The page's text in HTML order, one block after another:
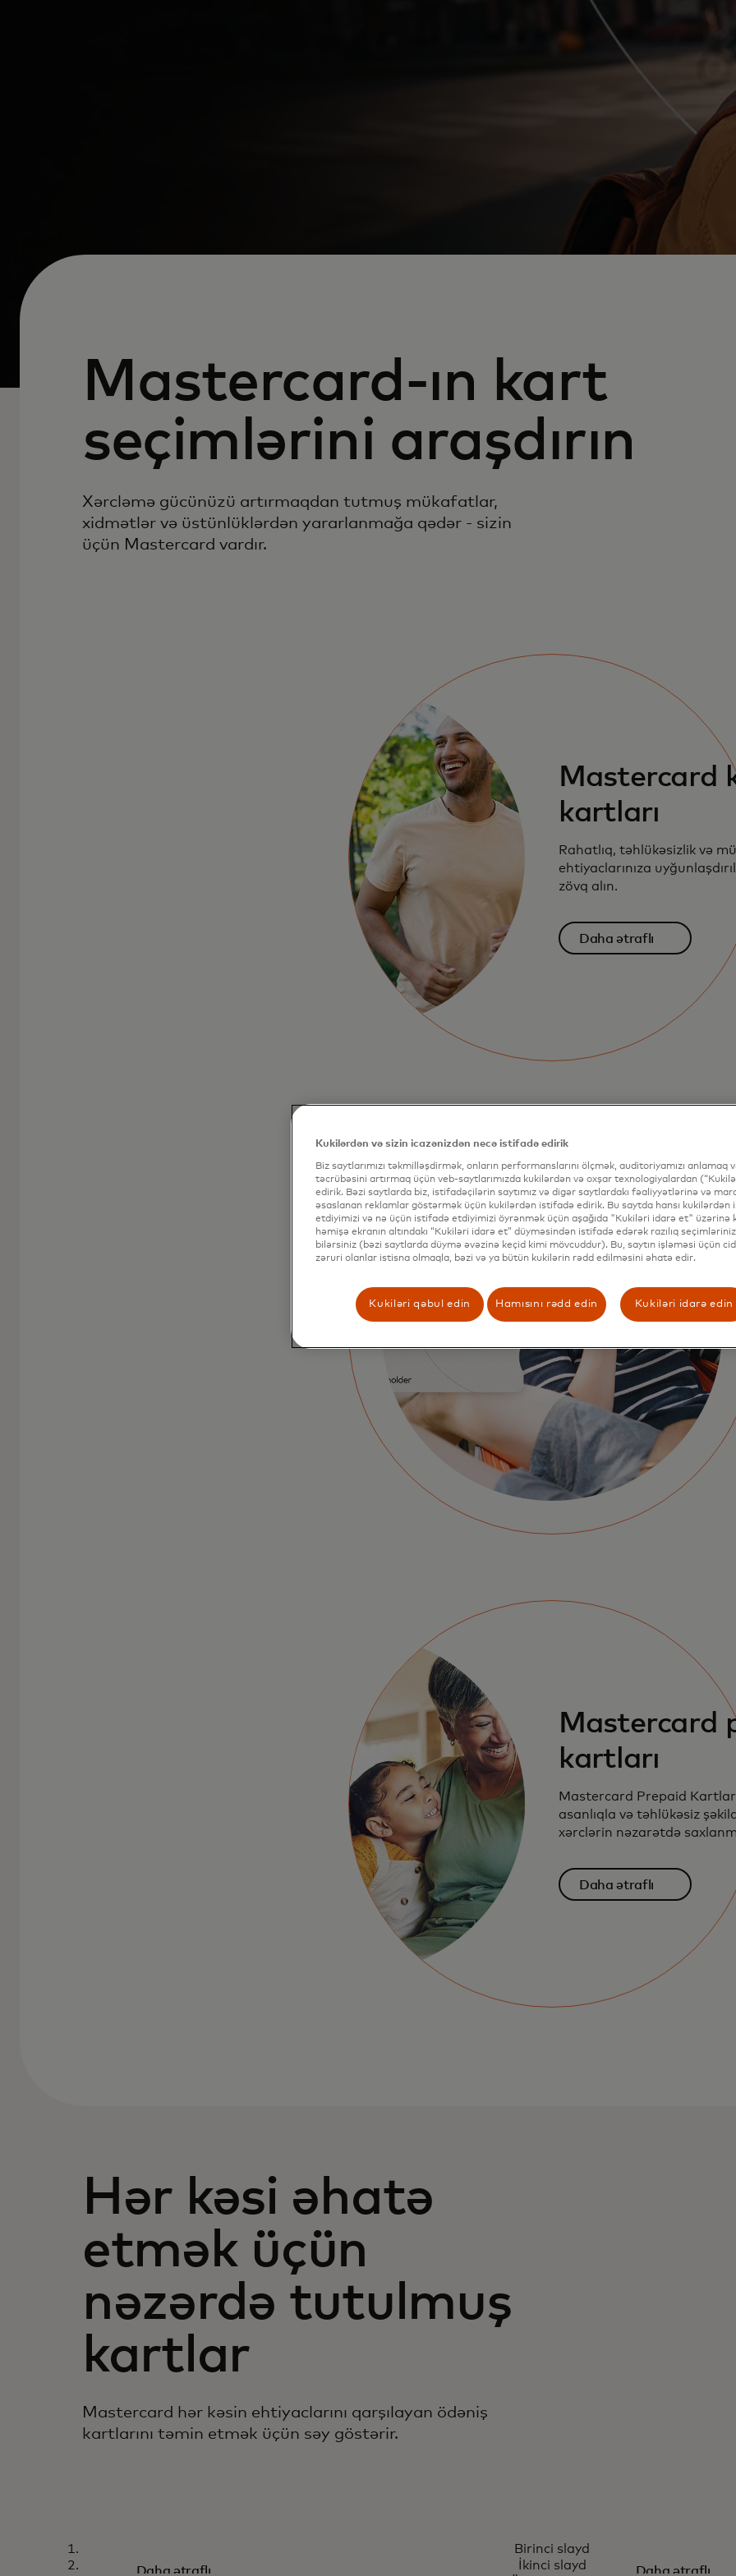
Mastercard-ın kart
seçimlərini araşdırın
Xərcləmə gücünüzü artırmaqdan tutmuş mükafatlar,
xidmətlər və üstünlüklərdən yararlanmağa qədər - sizin
üçün Mastercard vardır.
Mastercard
kartları
Rahatlıq, təhlükəsizlik və
ehtiyaclarınıza
zövq alın.
Daha ətraflı
yoludur və nəzarəti əlinizdə saxlamağa
Mastercard
kartları
Mastercard Prepaid
asanlıqla və təhlükəsiz
xərclərin nəzarətdə
Daha ətraflı
Hər kəsi əhatə
etmək üçün
nəzərdə tutulmuş
kartlar
Mastercard hər kəsin ehtiyaclarını qarşılayan ödəniş
kartlarını təmin etmək üçün səy göstərir.
Daha ətraflı Daha ətraflı
Birinci slayd
İkinci slayd
Kukilərdən və sizin icazənizdən necə istifadə edirik
Biz saytlarımızı təkmilləşdirmək, onların performanslarını ölçmək, auditoriyamızı anlamaq
təcrübəsini artırmaq üçün veb-saytlarımızda kukilərdən və oxşar texnologiyalardan
edirik. Bəzi saytlarda biz, istifadəçilərin saytımız və digər saytlardakı fəaliyyətlərinə və
əsaslanan reklamlar göstərmək üçün kukilərdən istifadə edirik. Bu saytda hansı kukilərdən
etdiyimizi və nə üçün istifadə etdiyimizi öyrənmək üçün aşağıda "Kukiləri idarə et" üzərinə
həmişə ekranın altındakı “Kukiləri idarə et” düyməsindən istifadə edərək razılıq
bilərsiniz (bəzi saytlarda düymə əvəzinə keçid kimi mövcuddur). Bu, saytın işləməsi üçün
zəruri olanlar istisna olmaqla, bəzi və ya bütün kukilərin rədd edilməsini əhatə edir.
Kukiləri qəbul edin Hamısını rədd edin Kukiləri idarə edin